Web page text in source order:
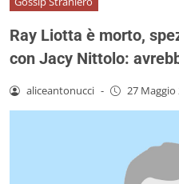
Ray Liotta è morto,
con Jacy Nittolo:
aliceantonucci - 27 Maggio